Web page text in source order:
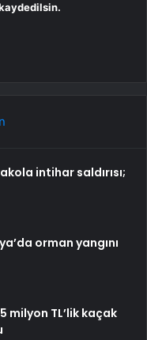
intihar saldırısı;
orman yangını
milyon TL’lik kaçak